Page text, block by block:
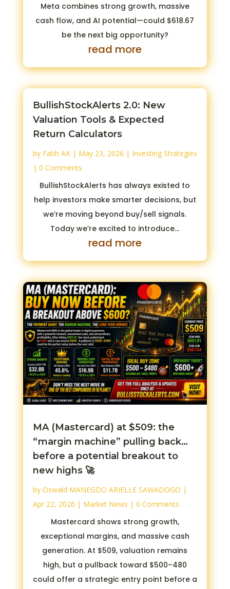
Meta combines strong growth, massive
cash flow, and AI potential—could $618.67
be the next big opportunity?
read more
BullishStockAlerts 2.0: New
Valuation Tools & Expected
Return Calculators
by Fatih AK| May 23, 2026 | Investing Strategies
| 0 Comments
BullishStockAlerts has always existed to
help investors make smarter decisions, but
we’re moving beyond buy/sell signals.
Today we’re excited to introduce...
read more
MA (Mastercard) at $509: the
“margin machine” pulling back…
before a potential breakout to
new highs 🚀
by Oswald MANEGDO ARIELLE SAWADOGO |
Apr 22, 2026 | Market News | 0 Comments
Mastercard shows strong growth,
exceptional margins, and massive cash
generation. At $509, valuation remains
high, but a pullback toward $500–480
could offer a strategic entry point before a